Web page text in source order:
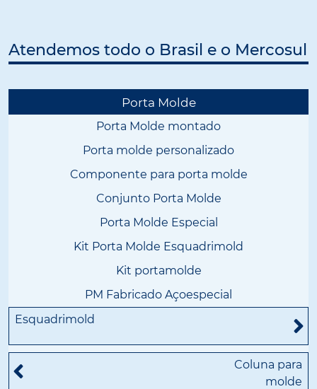
Atendemos todo o Brasil e o Mercosul
Porta Molde
Porta Molde montado
Porta molde personalizado
Componente para porta molde
Conjunto Porta Molde
Porta Molde Especial
Kit Porta Molde Esquadrimold
Kit portamolde
PM Fabricado Açoespecial
Esquadrimold
Coluna para
molde